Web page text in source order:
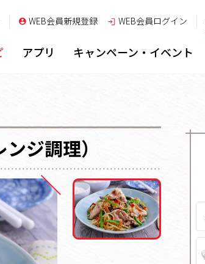
WEB会員新規登録 WEB会員ログイン
アプリ キャンペーン・イベント
ジ調理）